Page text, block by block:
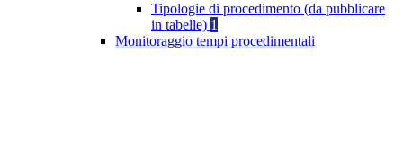
Tipologie di procedimento (da pubblicare
in tabelle) 1
Monitoraggio tempi procedimentali